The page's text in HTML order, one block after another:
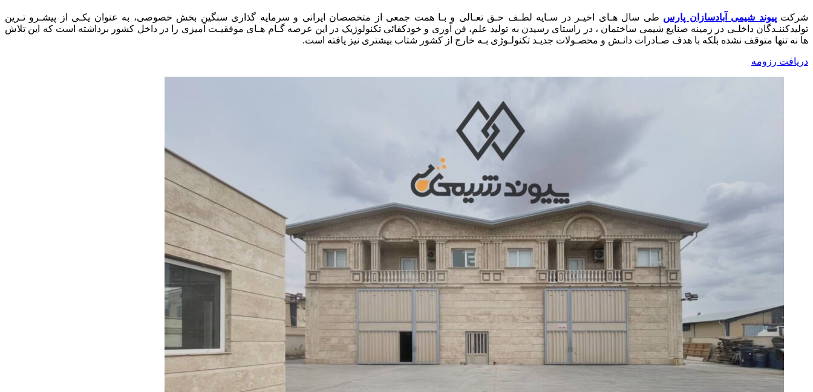
شرکتپیوند شیمی آبادسازان پارس طی سال هـای اخیـر در سـایه لطـف حـق تعـالی و بـا همت جمعی از متخصصان ایرانی و سرمایه گذاری سنگین بخش خصوصی، به عنوان یکـی از پیشـرو تـرین
تولیدکننـدگان داخلـی در زمینه صنایع شیمی ساختمان ، در راستای رسیدن به تولید علم، فن آوری و خودکفائی تکنولوژیک در این عرصه گـام هـای موفقیـت آمیزی را در داخل کشور برداشته است که این تلاش
ها نه تنها متوقف نشده بلکه با هدف صـادرات دانـش و محصـولات جدیـد تکنولـوژی بـه خارج از کشور شتاب بیشتری نیز یافته است.
دریافت رزومه